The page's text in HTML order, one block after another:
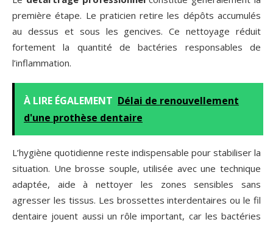
première étape. Le praticien retire les dépôts accumulés
au dessus et sous les gencives. Ce nettoyage réduit
fortement la quantité de bactéries responsables de
l’inflammation.
À LIRE ÉGALEMENT Délai de renouvellement
d'une prothèse dentaire
L’hygiène quotidienne reste indispensable pour stabiliser la
situation. Une brosse souple, utilisée avec une technique
adaptée, aide à nettoyer les zones sensibles sans
agresser les tissus. Les brossettes interdentaires ou le fil
dentaire jouent aussi un rôle important, car les bactéries